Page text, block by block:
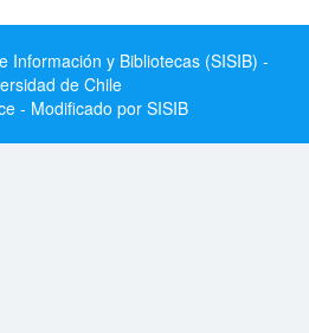
Información y Bibliotecas (SISIB) -
de Chile
- Modificado por SISIB